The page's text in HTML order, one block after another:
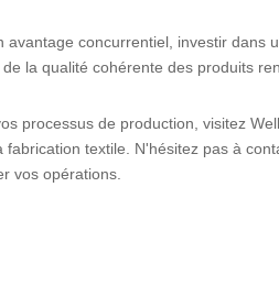
concurrentiel, investir dans
la qualité cohérente des produits
processus de production, visitez
textile. N'hésitez pas à
vos opérations.